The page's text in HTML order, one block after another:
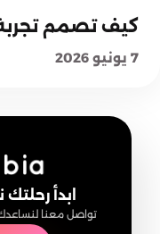
كيف تصمم
7 يونيو 2026
ابدأ
تواصل معنا